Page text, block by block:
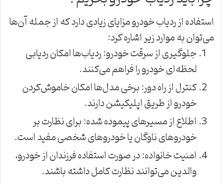
استفاده از ردیاب خودرو مزایای زیادی دارد که از جمله آن‌ها
می‌توان به موارد زیر اشاره کرد:
جلوگیری از سرقت خودرو: ردیاب‌ها امکان ردیابی
لحظه‌ای خودرو را فراهم می‌کنند.
کنترل از راه دور: برخی مدل‌ها امکان خاموش‌کردن
خودرو از طریق اپلیکیشن دارند.
اطلاع از مسیرهای پیموده شده: برای نظارت بر
خودروهای ناوگان یا خودروهای شخصی مفید است.
امنیت خانواده: در صورت استفاده فرزندان از خودرو،
والدین می‌توانند نظارت کامل داشته باشند.